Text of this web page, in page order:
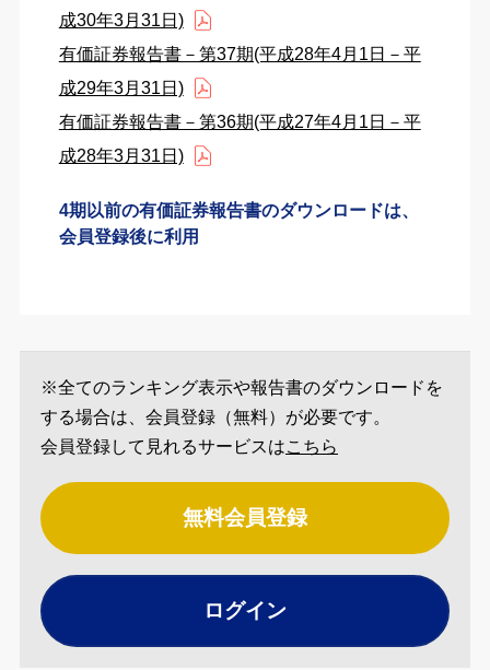
成30年3月31日)
有価証券報告書－第37期(平成28年4月1日－平
成29年3月31日)
有価証券報告書－第36期(平成27年4月1日－平
成28年3月31日)
4期以前の有価証券報告書のダウンロードは、
会員登録後に利用
※全てのランキング表示や報告書のダウンロードを
する場合は、会員登録（無料）が必要です。
会員登録して見れるサービスはこちら
無料会員登録
ログイン